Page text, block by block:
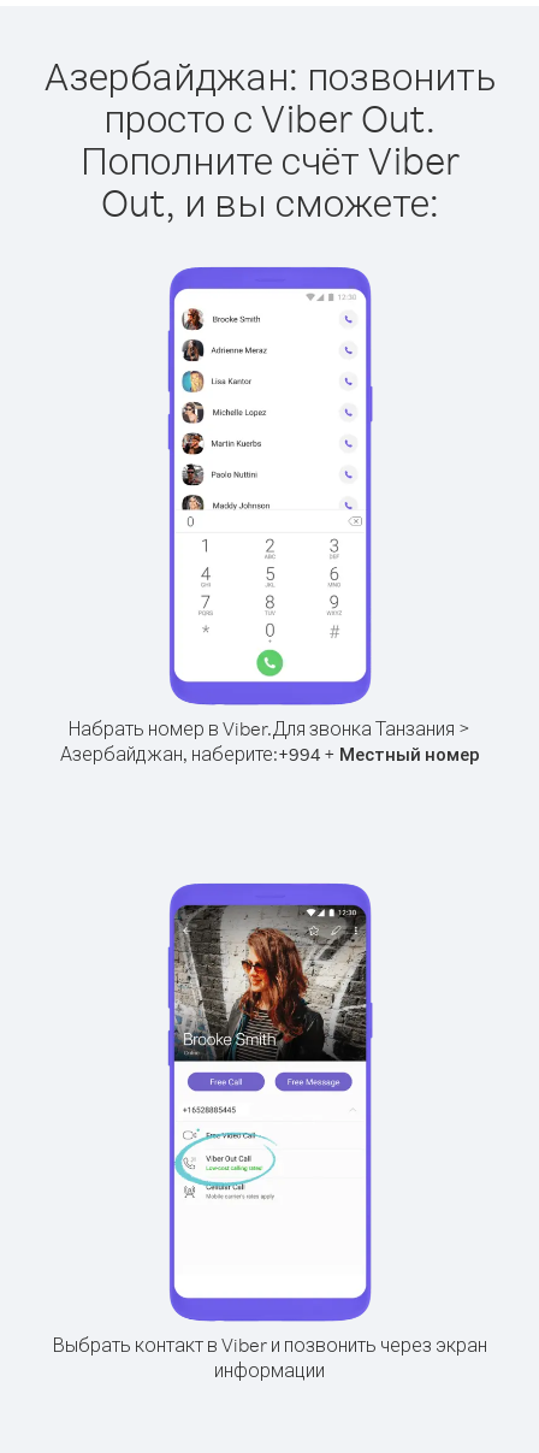
Азербайджан: позвонить
просто с Viber Out.
Пополните счёт Viber
Out, и вы сможете:
Набрать номер в Viber.Для звонка Танзания >
Азербайджан, наберите:+994+ Местный номер
Выбрать контакт в Viber и позвонить через экран
информации